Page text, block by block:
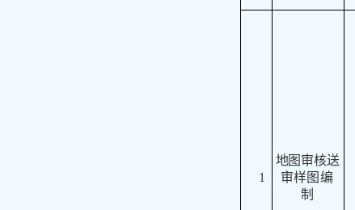
1
地图审核送
审样图编
制